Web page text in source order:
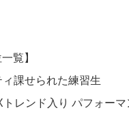
覧】
ィ課せられた練習生
レンド入り パフォー